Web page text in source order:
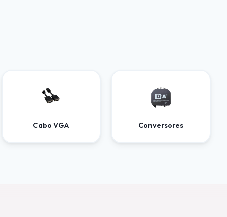
Cabo VGA Conversores